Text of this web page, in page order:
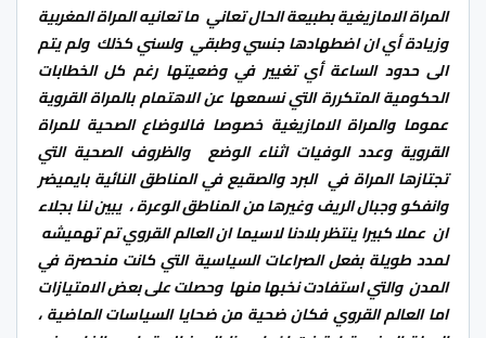
المراة الامازيغية بطبيعة الحال تعاني ما تعانيه المراة المغربية
وزيادة أي ان اضطهادها جنسي وطبقي ولسني كذلك ولم يتم
الى حدود الساعة أي تغيير في وضعيتها رغم كل الخطابات
الحكومية المتكررة التي نسمعها عن الاهتمام بالمراة القروية
عموما والمراة الامازيغية خصوصا فالاوضاع الصحية للمراة
القروية وعدد الوفيات اثناء الوضع والظروف الصحية التي
تجتازها المراة في البرد والصقيع في المناطق النائية بايميضر
وانفكو وجبال الريف وغيرها من المناطق الوعرة ، يبين لنا بجلاء
ان عملا كبيرا ينتظر بلادنا لاسيما ان العالم القروي تم تهميشه
لمدد طويلة بفعل الصراعات السياسية التي كانت منحصرة في
المدن والتي استفادت نخبها منها وحصلت على بعض الامتيازات
اما العالم القروي فكان ضحية من ضحايا السياسات الماضية ،